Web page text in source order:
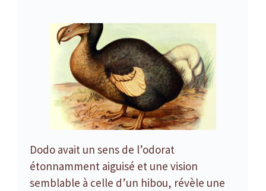
Dodo avait un sens de l’odorat
étonnamment aiguisé et une vision
semblable à celle d’un hibou, révèle une